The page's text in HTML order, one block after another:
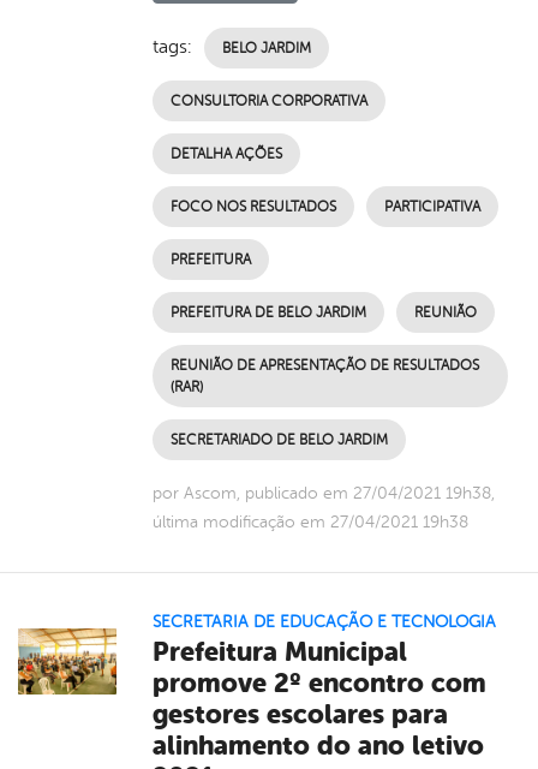
tags: BELO JARDIM
CONSULTORIA CORPORATIVA
DETALHA AÇÕES
FOCO NOS RESULTADOS PARTICIPATIVA
PREFEITURA
PREFEITURA DE BELO JARDIM REUNIÃO
REUNIÃO DE APRESENTAÇÃO DE RESULTADOS
(RAR)
SECRETARIADO DE BELO JARDIM
por Ascom, publicado em 27/04/2021 19h38,
última modificação em 27/04/2021 19h38
SECRETARIA DE EDUCAÇÃO E TECNOLOGIA
Prefeitura Municipal
promove 2º encontro com
gestores escolares para
alinhamento do ano letivo